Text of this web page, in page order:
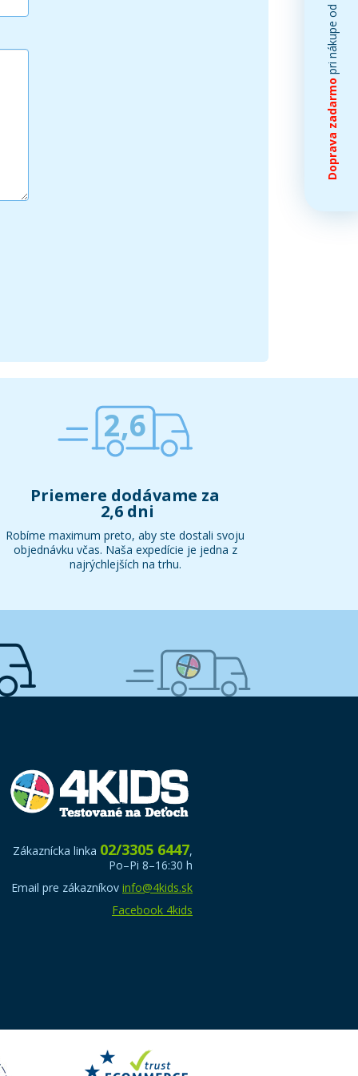
2,6
Priemere dodávame za
2,6 dni
Robíme maximum preto, aby ste dostali svoju
objednávku včas. Naša expedície je jedna z
najrýchlejších na trhu.
Zákaznícka linka 02/3305 6447,
Po–Pi 8–16:30 h
Email pre zákazníkov info@4kids.sk
Facebook 4kids
Doprava zadarmo
pri nákupe od